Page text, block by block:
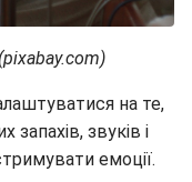
(pixabay.com)
на те,
звуків і
емоції.